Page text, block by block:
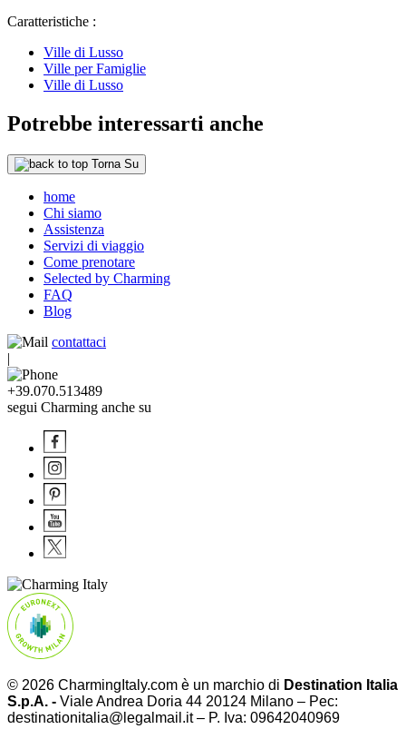
Caratteristiche :
Ville di Lusso
Ville per Famiglie
Ville di Lusso
Potrebbe interessarti anche
Torna Su
home
Chi siamo
Assistenza
Servizi di viaggio
Come prenotare
Selected by Charming
FAQ
Blog
contattaci
|
+39.070.513489
segui Charming anche su
© 2026 CharmingItaly.com è un marchio di Destination Italia
S.p.A. - Viale Andrea Doria 44 20124 Milano – Pec:
destinationitalia@legalmail.it – P. Iva: 09642040969